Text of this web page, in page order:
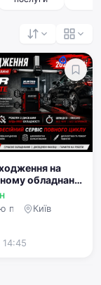
на
обладнанні
EYE ELITE
послугу
Київ
14:45